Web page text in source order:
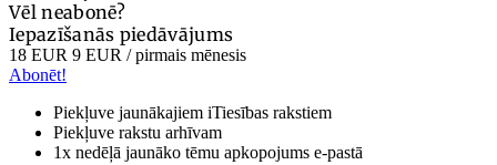
Vēl neabonē?
Iepazīšanās piedāvājums
18 EUR 9 EUR / pirmais mēnesis
Abonēt!
Piekļuve jaunākajiem iTiesības rakstiem
Piekļuve rakstu arhīvam
1x nedēļā jaunāko tēmu apkopojums e-pastā